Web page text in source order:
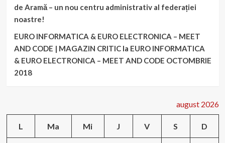
de Aramă – un nou centru administrativ al federației
noastre!
EURO INFORMATICA & EURO ELECTRONICA – MEET
AND CODE | MAGAZIN CRITICla EURO INFORMATICA
& EURO ELECTRONICA – MEET AND CODE OCTOMBRIE
2018
august 2026
L Ma Mi J V S D